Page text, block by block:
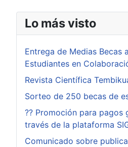
Lo más visto
Entrega de Medias Becas
Estudiantes en
Revista Científica
Sorteo de 250 becas de
?? Promoción para pagos
través de la plataforma
Comunicado sobre